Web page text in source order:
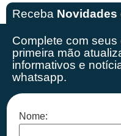
Receba Novidades
Complete com
primeira mão
informativos e
whatsapp.
Nome: